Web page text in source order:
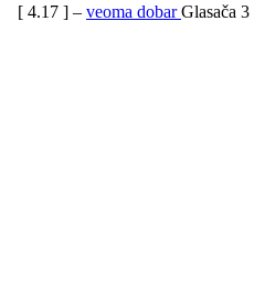
[ 4.17 ] – veoma dobarGlasača 3